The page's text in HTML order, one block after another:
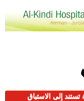
إلى الاستباق